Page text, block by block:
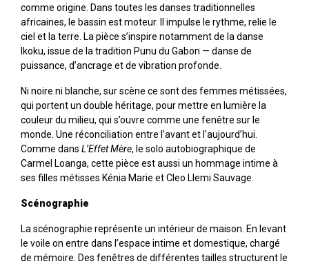
comme origine. Dans toutes les danses traditionnelles
africaines, le bassin est moteur. Il impulse le rythme, relie le
ciel et la terre. La pièce s’inspire notamment de la danse
Ikoku, issue de la tradition Punu du Gabon — danse de
puissance, d’ancrage et de vibration profonde.
Ni noire ni blanche, sur scène ce sont des femmes métissées,
qui portent un double héritage, pour mettre en lumière la
couleur du milieu, qui s’ouvre comme une fenêtre sur le
monde. Une réconciliation entre l’avant et l’aujourd’hui.
Comme dans L’Effet Mère, le solo autobiographique de
Carmel Loanga, cette pièce est aussi un hommage intime à
ses filles métisses Kénia Marie et Cleo Llemi Sauvage.
Scénographie
La scénographie représente un intérieur de maison. En levant
le voile on entre dans l’espace intime et domestique, chargé
de mémoire. Des fenêtres de différentes tailles structurent le